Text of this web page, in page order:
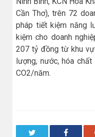
Cần Thơ), trên 72
pháp tiết kiệm năng
kiệm cho doanh
207 tỷ đồng từ khu
lượng, nước, hóa
CO2/năm.